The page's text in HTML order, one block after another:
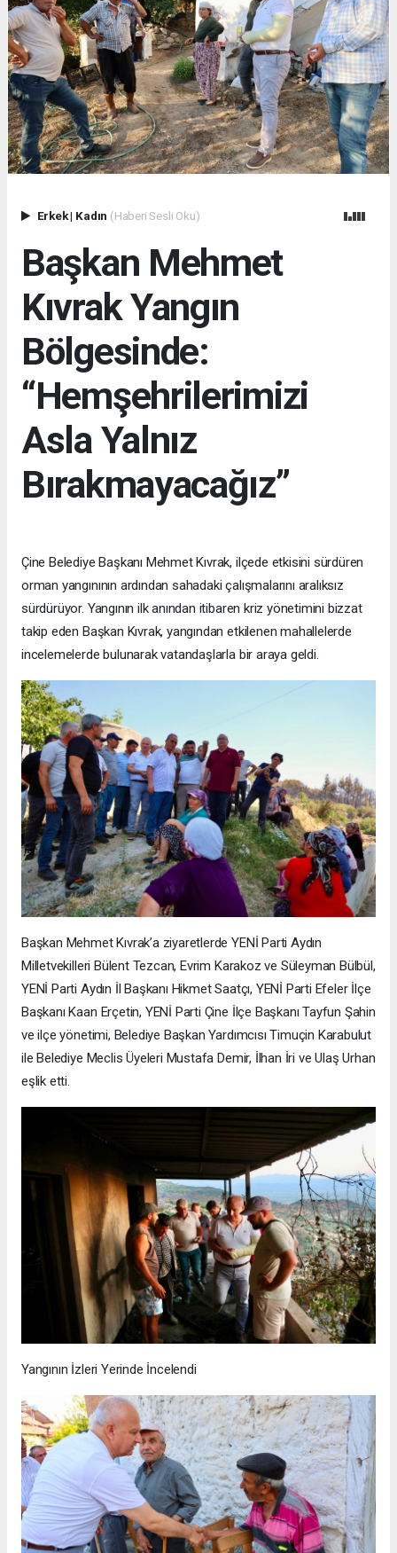
Erkek| Kadın (Haberi Sesli Oku)
Başkan Mehmet
Kıvrak Yangın
Bölgesinde:
“Hemşehrilerimizi
Asla Yalnız
Bırakmayacağız”
Çine Belediye Başkanı Mehmet Kıvrak, ilçede etkisini sürdüren
orman yangınının ardından sahadaki çalışmalarını aralıksız
sürdürüyor. Yangının ilk anından itibaren kriz yönetimini bizzat
takip eden Başkan Kıvrak, yangından etkilenen mahallelerde
incelemelerde bulunarak vatandaşlarla bir araya geldi.
Başkan Mehmet Kıvrak’a ziyaretlerde YENİ Parti Aydın
Milletvekilleri Bülent Tezcan, Evrim Karakoz ve Süleyman Bülbül,
YENİ Parti Aydın İl Başkanı Hikmet Saatçı, YENİ Parti Efeler İlçe
Başkanı Kaan Erçetin, YENİ Parti Çine İlçe Başkanı Tayfun Şahin
ve ilçe yönetimi, Belediye Başkan Yardımcısı Timuçin Karabulut
ile Belediye Meclis Üyeleri Mustafa Demir, İlhan İri ve Ulaş Urhan
eşlik etti.
Yangının İzleri Yerinde İncelendi